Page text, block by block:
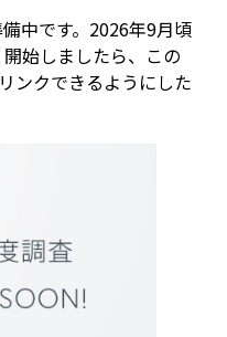
中です。2026年9月頃
始しましたら、この
ンクできるようにした